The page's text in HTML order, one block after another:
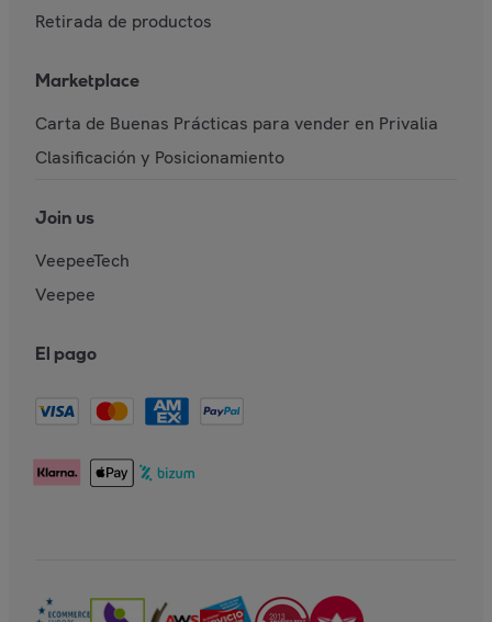
Retirada de productos
Marketplace
Carta de Buenas Prácticas para vender en Privalia
Clasificación y Posicionamiento
Join us
VeepeeTech
Veepee
El pago